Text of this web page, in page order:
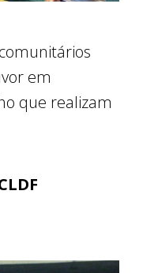
em
que realizam